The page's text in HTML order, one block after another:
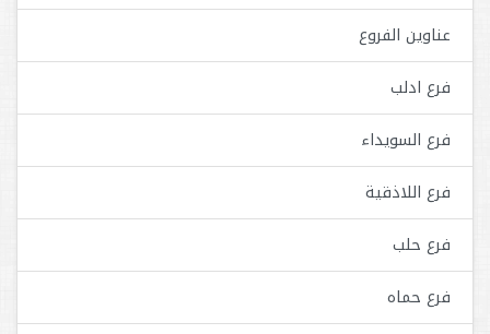
عناوين الفروع
فرع ادلب
فرع السويداء
فرع اللاذقية
فرع حلب
فرع حماه